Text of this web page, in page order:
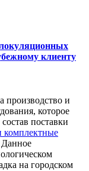
клиенту
производство и
которое
поставки
комплектные
Данное
на городском